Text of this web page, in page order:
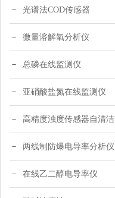
光谱法COD传感器
微量溶解氧分析仪
总磷在线监测仪
亚硝酸盐氮在线监测仪
高精度浊度传感器自清洁
两线制防爆电导率分析仪
在线乙二醇电导率仪